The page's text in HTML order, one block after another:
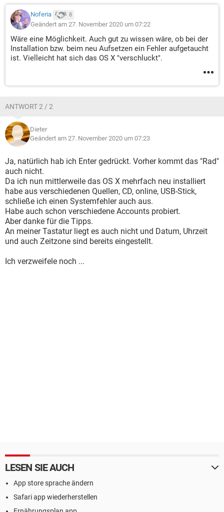
Noferia 8
Geändert am 27. November 2020 um 07:22
Wäre eine Möglichkeit. Auch gut zu wissen wäre, ob bei der
Installation bzw. beim neu Aufsetzen ein Fehler aufgetaucht
ist. Vielleicht hat sich das OS X "verschluckt".
ANTWORT 2 / 2
Dieter
Geändert am 27. November 2020 um 07:23
Ja, natürlich hab ich Enter gedrückt. Vorher kommt das "Rad"
auch nicht.
Da ich nun mittlerweile das OS X mehrfach neu installiert
habe aus verschiedenen Quellen, CD, online, USB-Stick,
schließe ich einen Systemfehler auch aus.
Habe auch schon verschiedene Accounts probiert.
Aber danke für die Tipps.
An meiner Tastatur liegt es auch nicht und Datum, Uhrzeit
und auch Zeitzone sind bereits eingestellt.
Ich verzweifele noch ...
LESEN SIE AUCH
App store sprache ändern
Safari app wiederherstellen